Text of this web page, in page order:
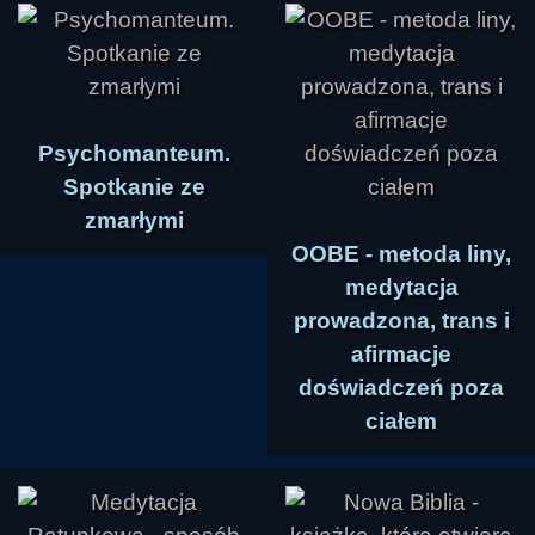
samej praktyce. Odpowiedzialność za skutki
leży po stronie człowieka, nie zewnętrznego
losu czy jakiejś ukrytej manipulacji. W tym
sensie życie ma charakter eksperymentu, w
którym wynik wskazuje, czy trzeba korygować
metodę.
Silny nacisk został położony na język, myślenie i
formułowanie pragnień. Prowadzący twierdził, że
dla podświadomości szczególne znaczenie
mają słowa „nie chcę”, „boję się” czy wyrażenia
negatywne, ponieważ utrwalają właśnie to,
zdrowy”, „chcę być traktowany z szacunkiem”,
Psychomanteum.
Spotkanie ze
zmarłymi
OOBE - metoda liny,
medytacja
prowadzona, trans i
afirmacje
doświadczeń poza
ciałem